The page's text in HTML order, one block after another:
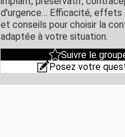
d'urgence… Efficacité, effets
et conseils pour choisir la
adaptée à votre situation.
Suivre le
Posez votre